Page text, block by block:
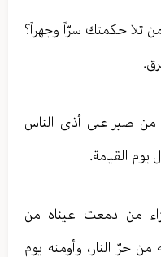
تلا حكمتك سرّاً وجهراً؟
من صبر على أذى الناس
القيامة.
من دمعت عيناه من
حرّ النار، وأومنه يوم